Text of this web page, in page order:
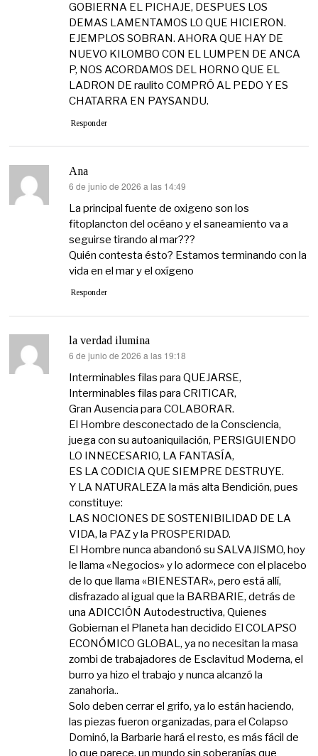
GOBIERNA EL PICHAJE, DESPUES LOS
DEMAS LAMENTAMOS LO QUE HICIERON.
EJEMPLOS SOBRAN. AHORA QUE HAY DE
NUEVO KILOMBO CON EL LUMPEN DE ANCA
P, NOS ACORDAMOS DEL HORNO QUE EL
LADRON DE raulito COMPRÓ AL PEDO Y ES
CHATARRA EN PAYSANDU.
Responder
Ana
dice:
6 de junio de 2026 a las 14:49
La principal fuente de oxigeno son los
fitoplancton del océano y el saneamiento va a
seguirse tirando al mar???
Quién contesta ésto? Estamos terminando con la
vida en el mar y el oxígeno
Responder
la verdad ilumina
dice:
6 de junio de 2026 a las 19:18
Interminables filas para QUEJARSE,
Interminables filas para CRITICAR,
Gran Ausencia para COLABORAR.
El Hombre desconectado de la Consciencia,
juega con su autoaniquilación, PERSIGUIENDO
LO INNECESARIO, LA FANTASÍA,
ES LA CODICIA QUE SIEMPRE DESTRUYE.
Y LA NATURALEZA la más alta Bendición, pues
constituye:
LAS NOCIONES DE SOSTENIBILIDAD DE LA
VIDA, la PAZ y la PROSPERIDAD.
El Hombre nunca abandonó su SALVAJISMO, hoy
le llama «Negocios» y lo adormece con el placebo
de lo que llama «BIENESTAR», pero está allí,
disfrazado al igual que la BARBARIE, detrás de
una ADICCIÓN Autodestructiva, Quienes
Gobiernan el Planeta han decidido El COLAPSO
ECONÓMICO GLOBAL, ya no necesitan la masa
zombi de trabajadores de Esclavitud Moderna, el
burro ya hizo el trabajo y nunca alcanzó la
zanahoria..
Solo deben cerrar el grifo, ya lo están haciendo,
las piezas fueron organizadas, para el Colapso
Dominó, la Barbarie hará el resto, es más fácil de
lo que parece, un mundo sin soberanías que